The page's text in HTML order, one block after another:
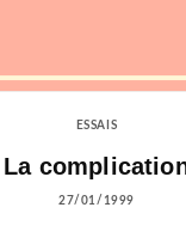
ESSAIS
La
27/01/1999